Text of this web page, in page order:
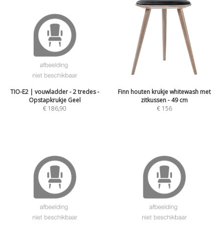
TIO-E2 | vouwladder - 2 tredes -
Opstapkrukje Geel
€ 186,90
Finn houten krukje whitewash met
zitkussen - 49 cm
€ 156